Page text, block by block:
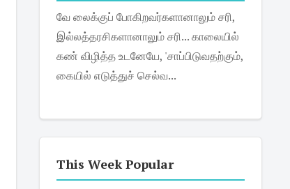
வே லைக்குப் போகிறவர்களானாலும் சரி,
இல்லத்தரசிகளானாலும் சரி... காலையில்
கண் விழித்த உடனேயே, 'சாப்பிடுவதற்கும்,
கையில் எடுத்துச் செல்வ...
This Week Popular